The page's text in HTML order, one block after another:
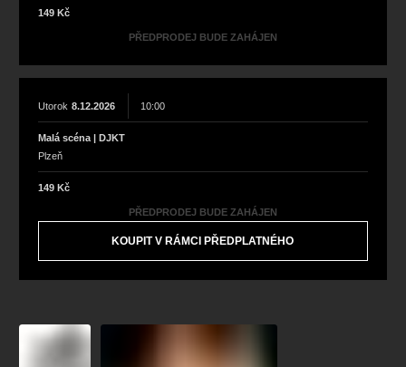
149 Kč
PŘEDPRODEJ BUDE ZAHÁJEN
Utorok 8.12.2026 10:00
Malá scéna | DJKT
Plzeň
149 Kč
PŘEDPRODEJ BUDE ZAHÁJEN
KOUPIT V RÁMCI PŘEDPLATNÉHO